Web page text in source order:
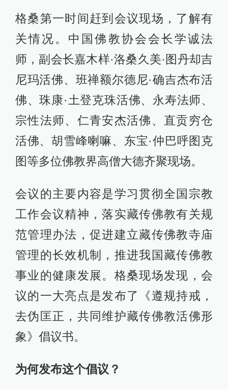
格桑第一时间赶到会议现场，了解有
关情况。中国佛教协会会长学诚法
师，副会长嘉木样·洛桑久美·图丹却吉
尼玛活佛、班禅额尔德尼·确吉杰布活
佛、珠康·土登克珠活佛、永寿法师、
宗性法师、仁青安杰活佛、直贡穷仓
活佛、胡雪峰喇嘛、东宝·仲巴呼图克
图等多位佛教界高僧大德齐聚现场。
会议的主要内容是学习贯彻全国宗教
工作会议精神，落实藏传佛教有关规
范管理办法，促进建立藏传佛教寺庙
管理的长效机制，推进我国藏传佛教
事业的健康发展。格桑现场发现，会
议的一大亮点是发布了《遵规持戒，
去伪匡正，共同维护藏传佛教活佛形
象》倡议书。
为何发布这个倡议？